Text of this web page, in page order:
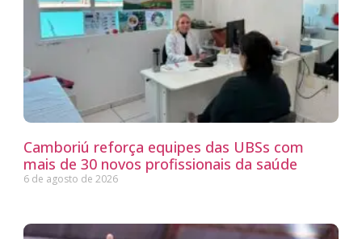
Camboriú reforça equipes das UBSs com
mais de 30 novos profissionais da saúde
6 de agosto de 2026